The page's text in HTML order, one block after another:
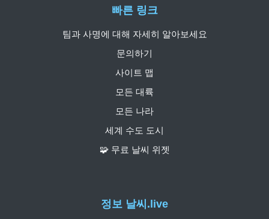
정보 날씨.live
빠른 링크
팀과 사명에 대해 자세히 알아보세요
문의하기
사이트 맵
모든 대륙
모든 나라
세계 수도 도시
🧩 무료 날씨 위젯